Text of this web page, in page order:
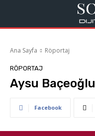
Ana Sayfa Röportaj
RÖPORTAJ
Aysu Baçeoğlu
Facebook